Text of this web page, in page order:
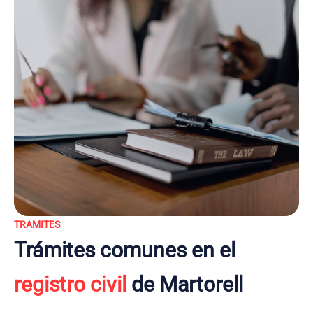
TRAMITES
Trámites comunes en el
registro civil de Martorell